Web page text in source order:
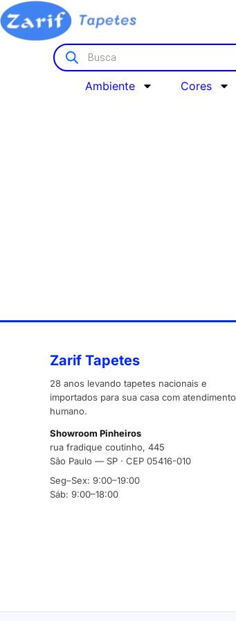
Ambiente Cores
Zarif Tapetes
28 anos levando tapetes nacionais e
importados para sua casa com atendimento
humano.
Showroom Pinheiros
rua fradique coutinho, 445
São Paulo — SP · CEP 05416-010
Seg–Sex: 9:00–19:00
Sáb: 9:00–18:00